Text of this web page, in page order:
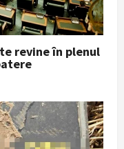
revine în plenul